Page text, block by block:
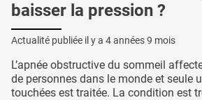
baisser la pression ?
Actualité publiée il y a 4 années 9 mois
L’apnée obstructive du sommeil
de personnes dans le monde et seule
touchées est traitée. La condition est